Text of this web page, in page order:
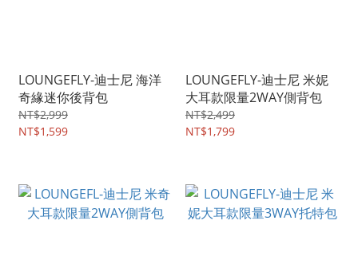
LOUNGEFLY-迪士尼 海洋
奇緣迷你後背包
NT$2,999
NT$1,599
LOUNGEFLY-迪士尼 米妮
大耳款限量2WAY側背包
NT$2,499
NT$1,799